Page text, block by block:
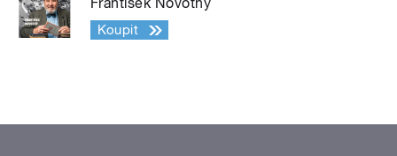
Koupit